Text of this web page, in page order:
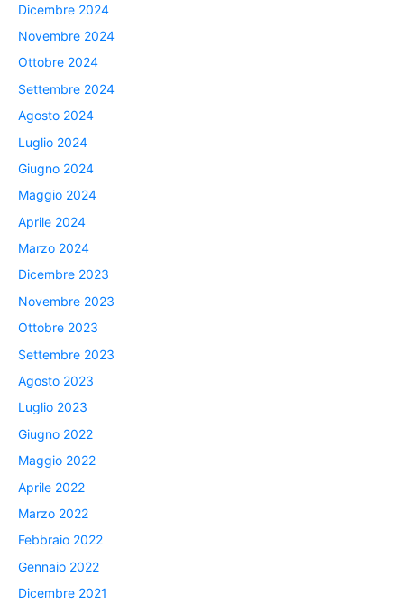
Dicembre 2024
Novembre 2024
Ottobre 2024
Settembre 2024
Agosto 2024
Luglio 2024
Giugno 2024
Maggio 2024
Aprile 2024
Marzo 2024
Dicembre 2023
Novembre 2023
Ottobre 2023
Settembre 2023
Agosto 2023
Luglio 2023
Giugno 2022
Maggio 2022
Aprile 2022
Marzo 2022
Febbraio 2022
Gennaio 2022
Dicembre 2021